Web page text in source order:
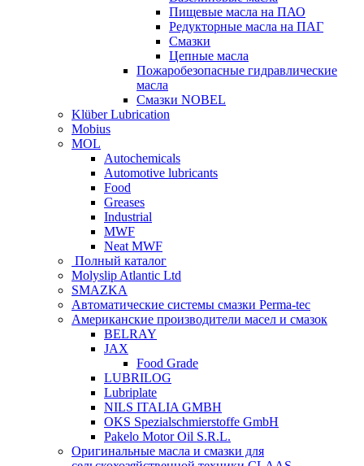
Пищевые масла на ПАО
Редукторные масла на ПАГ
Смазки
Цепные масла
Пожаробезопасные гидравлические
масла
Смазки NOBEL
Klüber Lubrication
Mobius
MOL
Autochemicals
Automotive lubricants
Food
Greases
Industrial
MWF
Neat MWF
Полный каталог
Molyslip Atlantic Ltd
SMAZKA
Автоматические системы смазки Perma-tec
Американские производители масел и смазок
BELRAY
JAX
Food Grade
LUBRILOG
Lubriplate
NILS ITALIA GMBH
OKS Spezialschmierstoffe GmbH
Pakelo Motor Oil S.R.L.
Оригинальные масла и смазки для